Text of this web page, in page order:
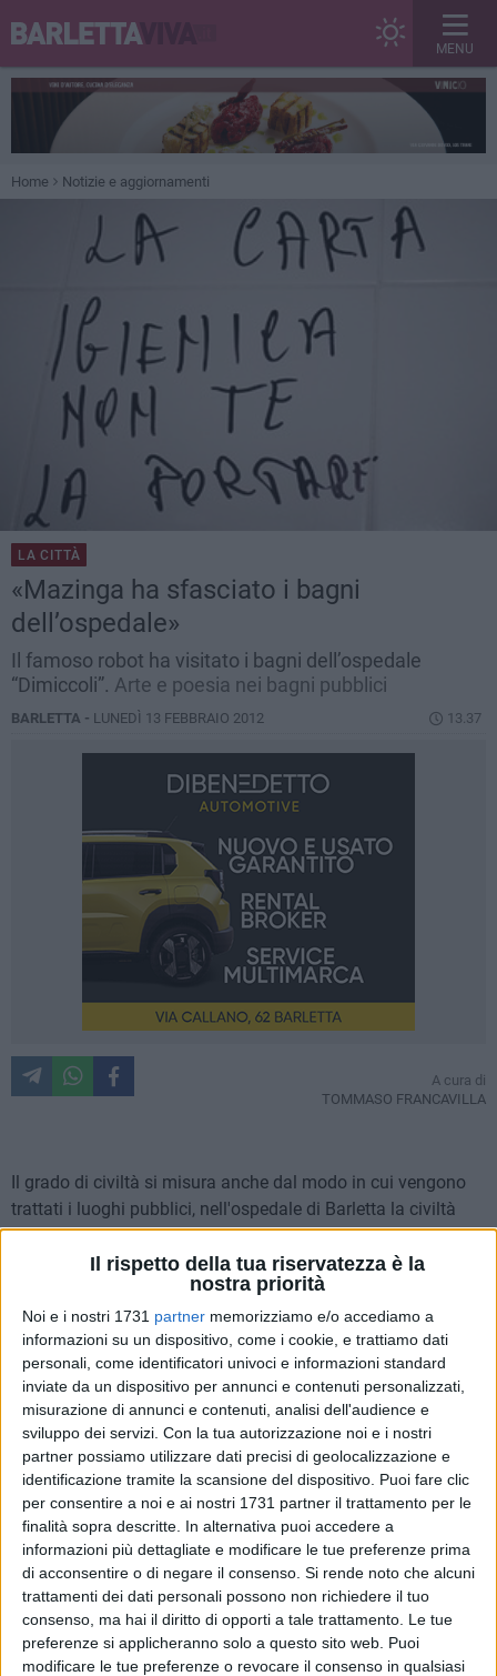
Il rispetto della tua riservatezza è la
nostra priorità
Noi e i nostri 1731 partner memorizziamo e/o accediamo a
informazioni su un dispositivo, come i cookie, e trattiamo dati
personali, come identificatori univoci e informazioni standard
inviate da un dispositivo per annunci e contenuti personalizzati,
misurazione di annunci e contenuti, analisi dell'audience e
sviluppo dei servizi. Con la tua autorizzazione noi e i nostri
partner possiamo utilizzare dati precisi di geolocalizzazione e
identificazione tramite la scansione del dispositivo. Puoi fare clic
per consentire a noi e ai nostri 1731 partner il trattamento per le
finalità sopra descritte. In alternativa puoi accedere a
informazioni più dettagliate e modificare le tue preferenze prima
di acconsentire o di negare il consenso. Si rende noto che alcuni
trattamenti dei dati personali possono non richiedere il tuo
consenso, ma hai il diritto di opporti a tale trattamento. Le tue
preferenze si applicheranno solo a questo sito web. Puoi
modificare le tue preferenze o revocare il consenso in qualsiasi
MENU
Home Notizie e aggiornamenti
LA CITTÀ
«Mazinga ha sfasciato i bagni
dell’ospedale»
Il famoso robot ha visitato i bagni dell’ospedale
“Dimiccoli”. Arte e poesia nei bagni pubblici
BARLETTA - LUNEDÌ 13 FEBBRAIO 2012 13.37
A cura di
TOMMASO FRANCAVILLA
Il grado di civiltà si misura anche dal modo in cui vengono
trattati i luoghi pubblici, nell'ospedale di Barletta la civiltà
degli utenti scarseggia. Mosso da un ennesimo "bisogno
impellente", mi reco al bagno pubblico dell'Ospedale
, situato vicino la sala d'aspetto dell'entrata
principale. Entro e, come in un quiz, trovo davanti a me tre
porte(foto 9). Riesco a capire quale sia il bagno per gli
uomini da una scritta a pennarello, " UOMI"(foto 2), la toilette
per donne ha una scritta a penna(foto 8). Cerco di aprire al
porta del bagno per uomini, è chiusa.
Non demordo e passo ad un altro bagno che dovrebbe
essere quello dedicato ai portatori di handicap, sulle porte
non ci sono indicazioni, sono state rubate(foto 6)
nella toilette, noto che cittadini - ladri hanno asportato le
cornici degli interruttori(foto 10), si ruba per sfregiare o
forse avevano bisogno di arredare le proprie case. La toilette,
pur essendo pulita, è sprovvista di salviette e sapone, per
fortuna ho con me dei fazzolettini, sono salvo. Da notare